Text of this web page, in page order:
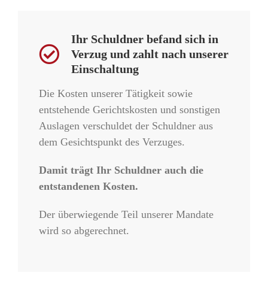
Ihr Schuldner befand sich in
Verzug und zahlt nach unserer
Einschaltung
Die Kosten unserer Tätigkeit sowie
entstehende Gerichtskosten und sonstigen
Auslagen verschuldet der Schuldner aus
dem Gesichtspunkt des Verzuges.
Damit trägt Ihr Schuldner auch die
entstandenen Kosten.
Der überwiegende Teil unserer Mandate
wird so abgerechnet.